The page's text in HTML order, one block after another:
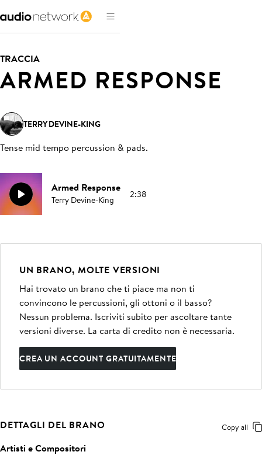
TRACCIA
ARMED RESPONSE
TERRY DEVINE-KING
Tense mid tempo percussion & pads.
Armed Response
Terry Devine-King 2:38
UN BRANO, MOLTE VERSIONI
Hai trovato un brano che ti piace ma non ti
convincono le percussioni, gli ottoni o il basso?
Nessun problema. Iscriviti subito per ascoltare tante
versioni diverse. La carta di credito non è necessaria.
CREA UN ACCOUNT GRATUITAMENTE
DETTAGLI DEL BRANO Copy all
Artisti e Compositori